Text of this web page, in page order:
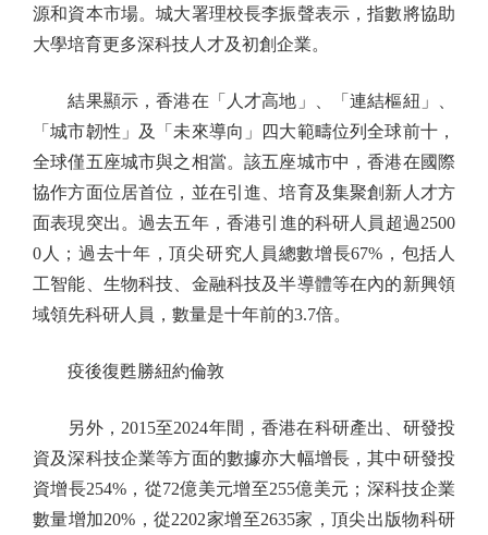
源和資本市場。城大署理校長李振聲表示，指數將協助
大學培育更多深科技人才及初創企業。
結果顯示，香港在「人才高地」、「連結樞紐」、
「城市韌性」及「未來導向」四大範疇位列全球前十，
全球僅五座城市與之相當。該五座城市中，香港在國際
協作方面位居首位，並在引進、培育及集聚創新人才方
面表現突出。過去五年，香港引進的科研人員超過2500
0人；過去十年，頂尖研究人員總數增長67%，包括人
工智能、生物科技、金融科技及半導體等在內的新興領
域領先科研人員，數量是十年前的3.7倍。
疫後復甦勝紐約倫敦
另外，2015至2024年間，香港在科研產出、研發投
資及深科技企業等方面的數據亦大幅增長，其中研發投
資增長254%，從72億美元增至255億美元；深科技企業
數量增加20%，從2202家增至2635家，頂尖出版物科研